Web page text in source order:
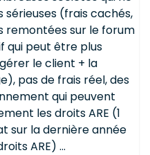
(frais cachés,
remontées sur le forum
qui peut être plus
le client + la
pas de frais réel, des
qui peuvent
les droits ARE (1
sur la dernière année
ARE) ...